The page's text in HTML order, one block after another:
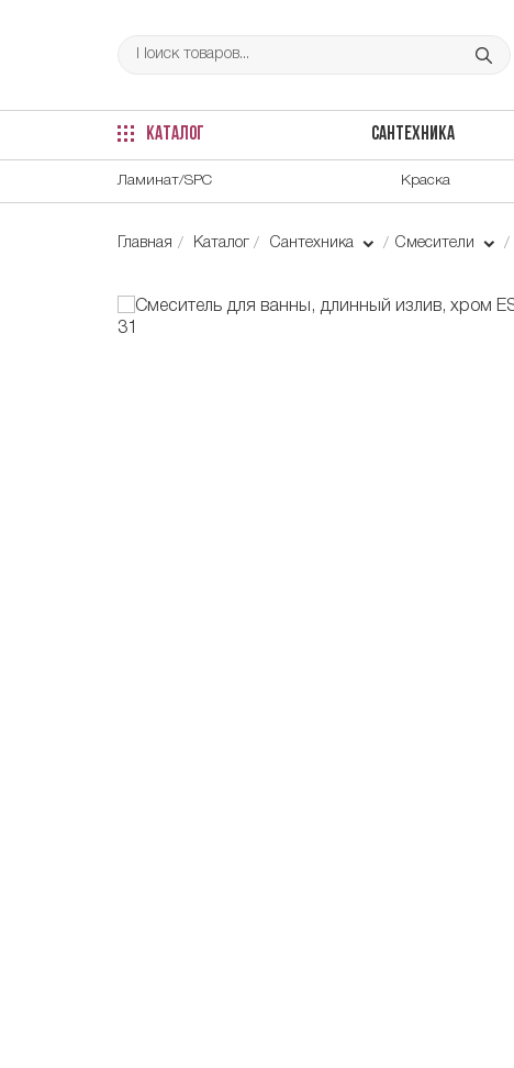
КАТАЛОГ САНТЕХНИКА
Ламинат/SPC Краска
Главная Каталог Сантехника Смесители